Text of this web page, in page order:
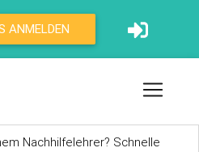
ANMELDEN
Nachhilfelehrer? Schnelle